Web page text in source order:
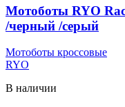
Мотоботы RYO
/черный /серый
Мотоботы кроссовые
RYO
В наличии